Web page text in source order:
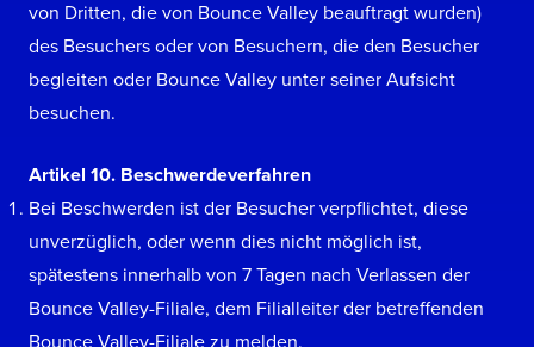
von Dritten, die von Bounce Valley beauftragt wurden)
des Besuchers oder von Besuchern, die den Besucher
begleiten oder Bounce Valley unter seiner Aufsicht
besuchen.
Artikel 10. Beschwerdeverfahren
Bei Beschwerden ist der Besucher verpflichtet, diese
unverzüglich, oder wenn dies nicht möglich ist,
spätestens innerhalb von 7 Tagen nach Verlassen der
Bounce Valley-Filiale, dem Filialleiter der betreffenden
Bounce Valley-Filiale zu melden.